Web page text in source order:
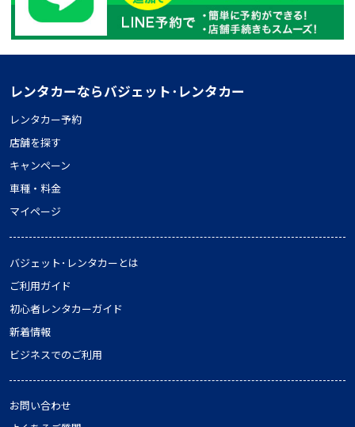
レンタカーならバジェット･レンタカー
レンタカー予約
店舗を探す
キャンペーン
車種・料金
マイページ
バジェット･レンタカーとは
ご利用ガイド
初心者レンタカーガイド
新着情報
ビジネスでのご利用
お問い合わせ